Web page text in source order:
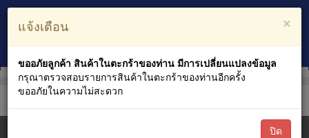
หมวดหมู่สินค้า
×
แจ้งเตือน
ขออภัยลูกค้า สินค้าในตะกร้าของท่าน มีการเปลี่ยนแปลงข้อมูล
กรุณาตรวจสอบรายการสินค้าในตะกร้าของท่านอีกครั้ง
ขออภัยในความไม่สะดวก
ปิด